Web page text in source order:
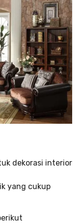
dekorasi interior
yang cukup